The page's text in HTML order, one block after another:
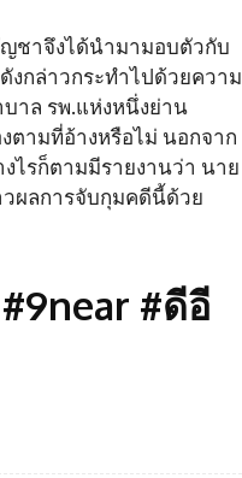
ญชาจึงได้นำมามอบตัวกับ
งกล่าวกระทำไปด้วยความ
าล รพ.แห่งหนึ่งย่าน
ตามที่อ้างหรือไม่ นอกจาก
ไรก็ตามมีรายงานว่า นาย
ผลการจับกุมคดีนี้ด้วย
#ดีอี